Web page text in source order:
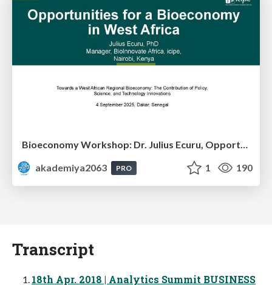
akademiya2063
PRO 1 190
Transcript
18th Apr. 2018 | Analytics Summit BUSINESS